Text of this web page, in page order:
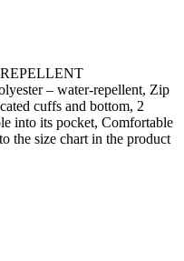
– water-repellent, Zip
cuffs and bottom, 2
into its pocket, Comfortable
the size chart in the product